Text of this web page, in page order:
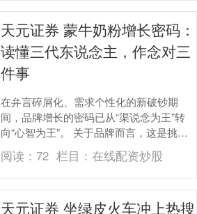
天元证券 蒙牛奶粉增长密码：
读懂三代东说念主，作念对三
件事
在弁言碎屑化、需求个性化的新破钞期
间，品牌增长的密码已从“渠说念为王”转
向“心智为王”。 关于品牌而言，这是挑战
更是机遇。在面前东说念主口结构长远变
化的期间，一....
阅读：72 栏目： 在线配资炒股
天元证券 坐绿皮火车冲上热搜